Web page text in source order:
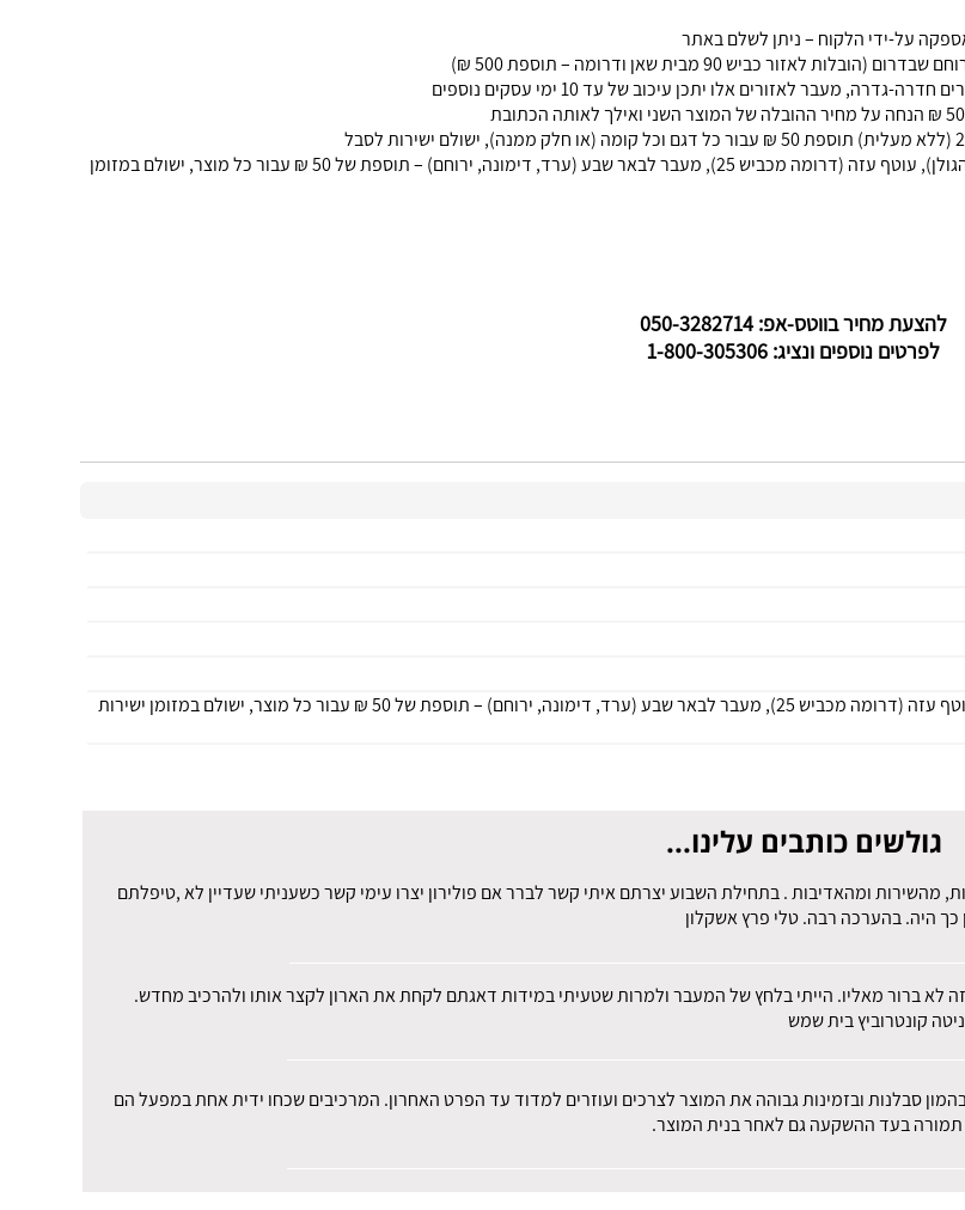
על-ידי הלקוח – ניתן לשלם באתר
כביש 90 מבית שאן ודרומה – תוספת 500 ₪)
• הובלה למושבים הנמצאים מעבר לקו הירוק, מזרחה לכביש 90 (רמת הגולן), עוטף עזה (דרומה מכביש 25), מעבר לבאר שבע (ערד, דימונה, ירוחם) – תוספת של 50 ₪ עבור כל מוצר, ישולם במזומן
להצעת מחיר בווטס-אפ: 050-3282714
לפרטים נוספים ונציג: 1-800-305306
• הובלה למושבים הנמצאים מעבר לקו הירוק, מזרחה לכביש 90 (רמת הגולן), עוטף עזה (דרומה מכביש 25), מעבר לבאר שבע (ערד, דימונה, ירוחם) – תוספת של 50 ₪ עבור כל מוצר, ישולם במזומן ישירות
גולשים כותבים עלינו...
מהשירות ומהאדיבות . בתחילת השבוע יצרתם איתי קשר לברר אם פולירון יצרו עימי קשר כשעניתי שעדיין לא ,טיפלתם
כך היה. בהערכה רבה. טלי פרץ אשקלון
זה לא ברור מאליו. הייתי בלחץ של המעבר ולמרות שטעיתי במידות דאגתם לקחת את הארון לקצר אותו ולהרכיב מחדש.
קונטרוביץ בית שמש
סבלנות ובזמינות גבוהה את המוצר לצרכים ועוזרים למדוד עד הפרט האחרון. המרכיבים שכחו ידית אחת במפעל הם
תמורה בעד ההשקעה גם לאחר בנית המוצר.